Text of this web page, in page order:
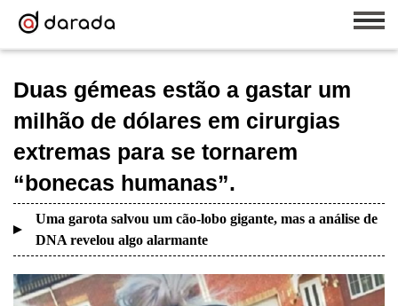
Duas gémeas estão a gastar um
milhão de dólares em cirurgias
extremas para se tornarem
“bonecas humanas”.
Uma garota salvou um cão-lobo gigante, mas a análise de
DNA revelou algo alarmante